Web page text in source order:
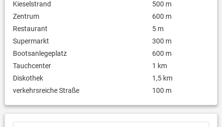
Kieselstrand
500 m
Zentrum
600 m
Restaurant
5 m
Supermarkt
300 m
Bootsanlegeplatz
600 m
Tauchcenter
1 km
Diskothek
1,5 km
verkehrsreiche Straße
100 m